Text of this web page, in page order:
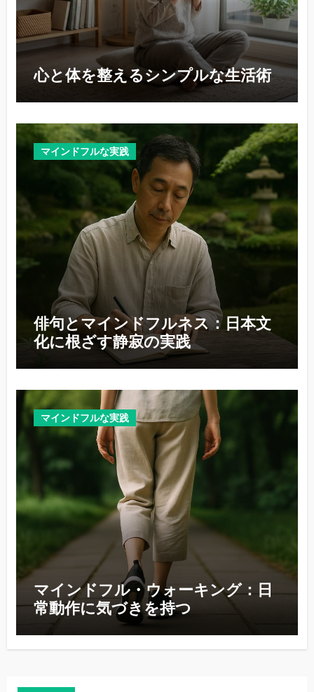
心と体を整えるシンプルな生活術
マインドフルな実践
俳句とマインドフルネス：日本文
化に根ざす静寂の実践
マインドフルな実践
マインドフル・ウォーキング：日
常動作に気づきを持つ